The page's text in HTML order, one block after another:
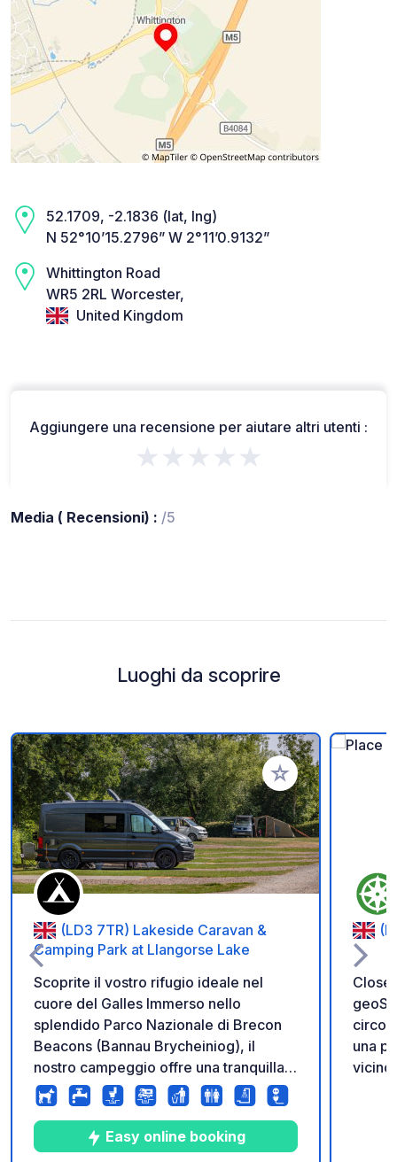
52.1709, -2.1836 (lat, lng)
N 52°10’15.2796” W 2°11’0.9132”
Whittington Road
WR5 2RL Worcester,
United Kingdom
Aggiungere una recensione per aiutare altri utenti :
★★★★★
Media ( Recensioni) : /5
Luoghi da scoprire
Aggiungi ai tuoi
(LD3 7TR) Lakeside Caravan &
Camping Park at Llangorse Lake
Scoprite il vostro rifugio ideale nel
cuore del Galles Immerso nello
splendido Parco Nazionale di Brecon
Beacons (Bannau Brycheiniog), il
nostro campeggio offre una tranquilla
oasi di pace per chi viaggia in camper.
A pochi passi si trova il lago di
Llangorse, dove potrete godervi
piacevoli passeggiate in riva al lago,
Easy online booking
una
vicino